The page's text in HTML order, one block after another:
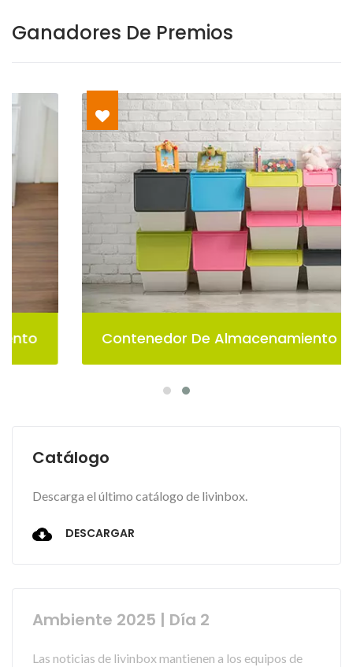
Ganadores De Premios
Contenedor De Almacenamiento Pelican
Catálogo
Descarga el último catálogo de livinbox.
DESCARGAR
Ambiente 2025 | Día 2
Las noticias de livinbox mantienen a los equipos de